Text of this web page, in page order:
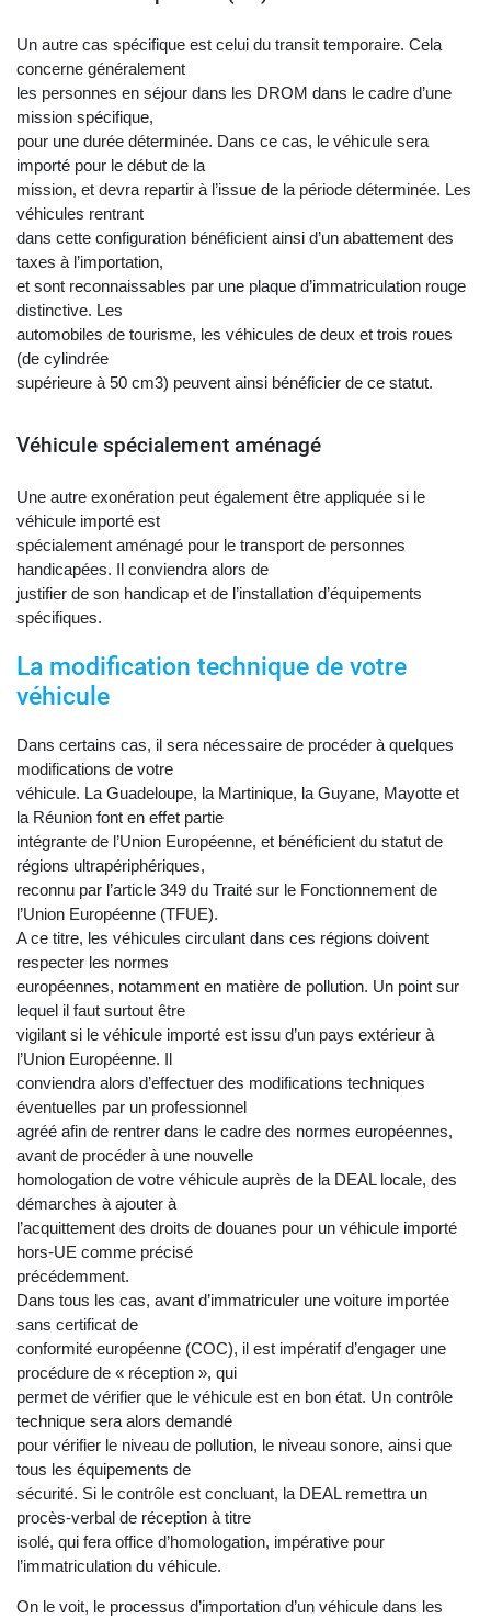
Un autre cas spécifique est celui du transit temporaire. Cela
concerne généralement
les personnes en séjour dans les DROM dans le cadre d’une
mission spécifique,
pour une durée déterminée. Dans ce cas, le véhicule sera
importé pour le début de la
mission, et devra repartir à l’issue de la période déterminée. Les
véhicules rentrant
dans cette configuration bénéficient ainsi d’un abattement des
taxes à l’importation,
et sont reconnaissables par une plaque d’immatriculation rouge
distinctive. Les
automobiles de tourisme, les véhicules de deux et trois roues
(de cylindrée
supérieure à 50 cm3) peuvent ainsi bénéficier de ce statut.
Véhicule spécialement aménagé
Une autre exonération peut également être appliquée si le
véhicule importé est
spécialement aménagé pour le transport de personnes
handicapées. Il conviendra alors de
justifier de son handicap et de l’installation d’équipements
spécifiques.
La modification technique de votre
véhicule
Dans certains cas, il sera nécessaire de procéder à quelques
modifications de votre
véhicule. La Guadeloupe, la Martinique, la Guyane, Mayotte et
la Réunion font en effet partie
intégrante de l’Union Européenne, et bénéficient du statut de
régions ultrapériphériques,
reconnu par l’article 349 du Traité sur le Fonctionnement de
l’Union Européenne (TFUE).
A ce titre, les véhicules circulant dans ces régions doivent
respecter les normes
européennes, notamment en matière de pollution. Un point sur
lequel il faut surtout être
vigilant si le véhicule importé est issu d’un pays extérieur à
l’Union Européenne. Il
conviendra alors d’effectuer des modifications techniques
éventuelles par un professionnel
agréé afin de rentrer dans le cadre des normes européennes,
avant de procéder à une nouvelle
homologation de votre véhicule auprès de la DEAL locale, des
démarches à ajouter à
l’acquittement des droits de douanes pour un véhicule importé
hors-UE comme précisé
précédemment.
Dans tous les cas, avant d’immatriculer une voiture importée
sans certificat de
conformité européenne (COC), il est impératif d’engager une
procédure de « réception », qui
permet de vérifier que le véhicule est en bon état. Un contrôle
technique sera alors demandé
pour vérifier le niveau de pollution, le niveau sonore, ainsi que
tous les équipements de
sécurité. Si le contrôle est concluant, la DEAL remettra un
procès-verbal de réception à titre
isolé, qui fera office d’homologation, impérative pour
l’immatriculation du véhicule.
On le voit, le processus d’importation d’un véhicule dans les